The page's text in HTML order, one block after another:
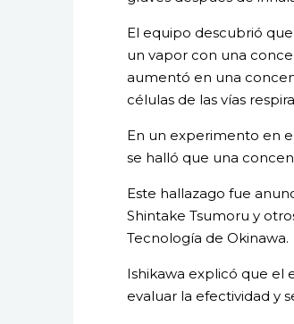
El equipo descubrió
un vapor con una
aumentó en una
células de las vías
En un experimento en
se halló que una
Este hallazago fue
Shintake Tsumoru y
Tecnología de Okinawa.
Ishikawa explicó que el
evaluar la efectividad y